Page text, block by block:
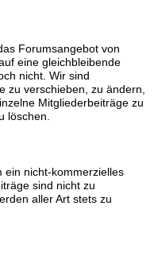
Forumsangebot von
eine gleichbleibende
nicht. Wir sind
zu verschieben, zu ändern,
Mitgliederbeiträge zu
löschen.
ein nicht-kommerzielles
sind nicht zu
aller Art stets zu